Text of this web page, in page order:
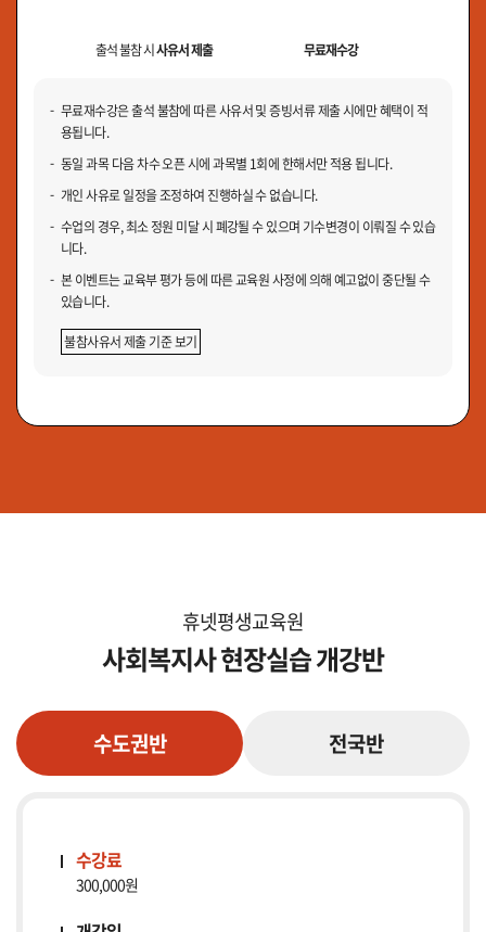
출석 불참 시사유서 제출 무료재수강
무료재수강은 출석 불참에 따른 사유서 및 증빙서류 제출 시에만 혜택이 적
용됩니다.
동일 과목 다음 차수 오픈 시에 과목별 1회에 한해서만 적용 됩니다.
개인 사유로 일정을 조정하여 진행하실 수 없습니다.
수업의 경우, 최소 정원 미달 시 폐강될 수 있으며 기수변경이 이뤄질 수 있습
니다.
본 이벤트는 교육부 평가 등에 따른 교육원 사정에 의해 예고없이 중단될 수
있습니다.
불참사유서 제출 기준 보기
휴넷평생교육원
사회복지사 현장실습 개강반
수도권반 전국반
수강료
300,000원